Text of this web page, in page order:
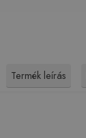
Termék leírás